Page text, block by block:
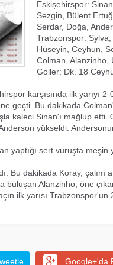
Eskişehirspor:
Sezgin, Bülent
Serdar, Doğa,
Trabzonspor: Sylva,
Hüseyin, Ceyhun,
Colman, Alanzinho,
Goller: Dk. 18
karşısında ilk yarıyı 2-
geçti. Bu dakikada
kaleci Sinan'ı mağlup etti.
yükseldi.
yaptığı sert vuruşta
Bu dakikada Koray, çalım
buluşan Alanzinho, öne
ilk yarısı
Google+'da